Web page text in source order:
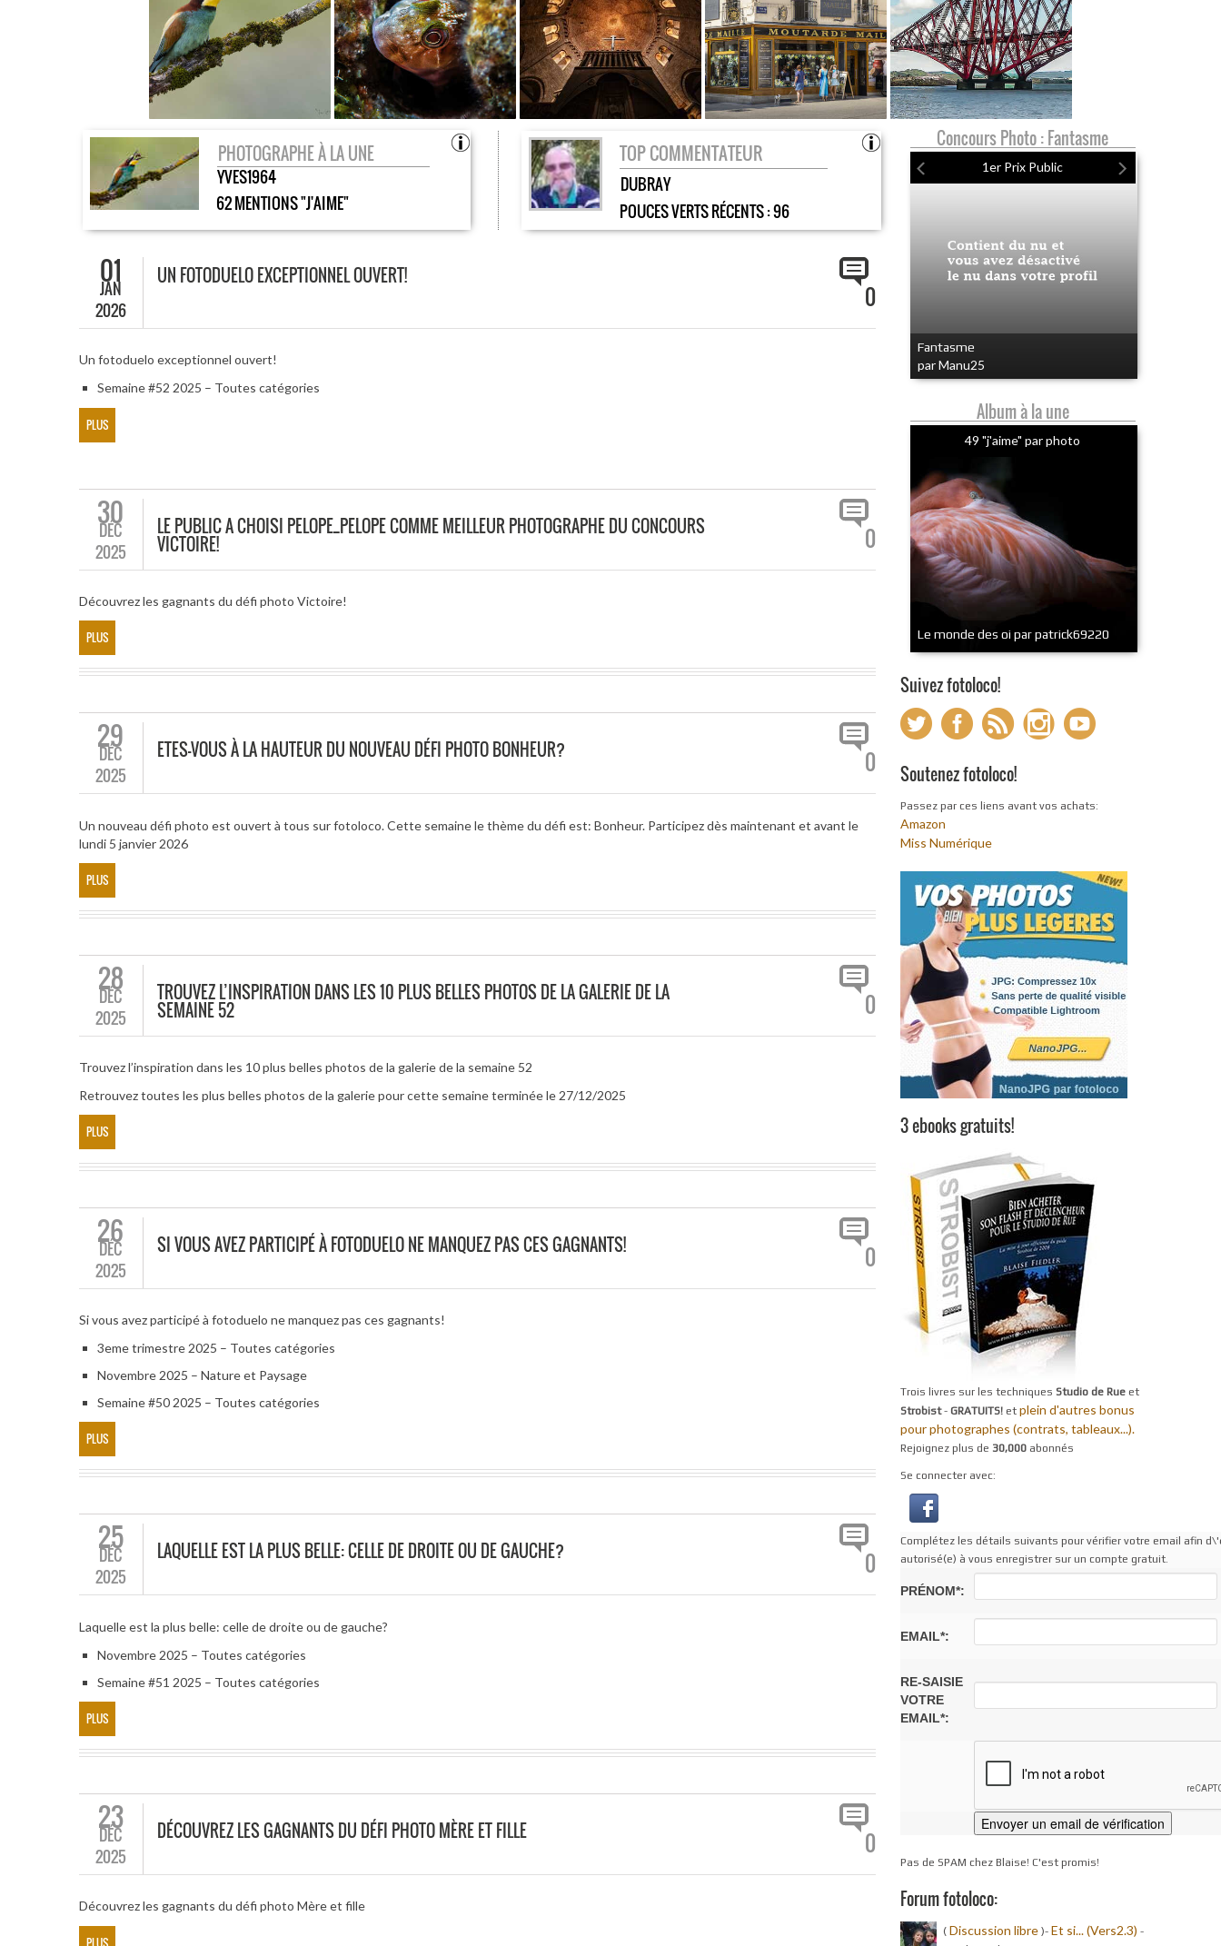
PHOTOGRAPHE À LA UNE
YVES1964
62 MENTIONS "J'AIME"
TOP COMMENTATEUR
DUBRAY
POUCES VERTS RÉCENTS :96
01
JAN
2026
UN FOTODUELO EXCEPTIONNEL OUVERT!
0
Un fotoduelo exceptionnel ouvert!
Semaine #52 2025 – Toutes catégories
PLUS
30
DÉC
2025
LE PUBLIC A CHOISI PELOPE_PELOPE COMME MEILLEUR PHOTOGRAPHE DU CONCOURS
VICTOIRE! 0
Découvrez les gagnants du défi photo Victoire!
PLUS
29
DÉC
2025
ETES-VOUS À LA HAUTEUR DU NOUVEAU DÉFI PHOTO BONHEUR? 0
Un nouveau défi photo est ouvert à tous sur fotoloco. Cette semaine le thème du défi est: Bonheur. Participez dès maintenant et avant le
lundi 5 janvier 2026
PLUS
28
DÉC
2025
TROUVEZ L’INSPIRATION DANS LES 10 PLUS BELLES PHOTOS DE LA GALERIE DE LA
SEMAINE 52 0
Trouvez l’inspiration dans les 10 plus belles photos de la galerie de la semaine 52
Retrouvez toutes les plus belles photos de la galerie pour cette semaine terminée le 27/12/2025
PLUS
26
DÉC
2025
SI VOUS AVEZ PARTICIPÉ À FOTODUELO NE MANQUEZ PAS CES GAGNANTS! 0
Si vous avez participé à fotoduelo ne manquez pas ces gagnants!
3eme trimestre 2025 – Toutes catégories
Novembre 2025 – Nature et Paysage
Semaine #50 2025 – Toutes catégories
PLUS
25
DÉC
2025
LAQUELLE EST LA PLUS BELLE: CELLE DE DROITE OU DE GAUCHE? 0
Laquelle est la plus belle: celle de droite ou de gauche?
Novembre 2025 – Toutes catégories
Semaine #51 2025 – Toutes catégories
PLUS
23
DÉC
2025
DÉCOUVREZ LES GAGNANTS DU DÉFI PHOTO MÈRE ET FILLE 0
Découvrez les gagnants du défi photo Mère et fille
PLUS
Concours Photo : Fantasme
1er Prix Public
Fantasme
par Manu25
Album à la une
49 "j'aime" par photo
Le monde des oi par patrick69220
Suivez fotoloco!
Soutenez fotoloco!
Passez par ces liens avant vos achats:
Amazon
Miss Numérique
3 ebooks gratuits!
Trois livres sur les techniques Studio de Rueet
Strobist- GRATUITS! et plein d'autres bonus
pour photographes (contrats, tableaux...).
Rejoignez plus de 30,000abonnés
Se connecter avec:
Complétez les détails suivants pour vérifier votre email afin
autorisé(e) à vous enregistrer sur un compte gratuit.
PRÉNOM*:
EMAIL*:
RE-SAISIE
VOTRE
EMAIL*:
Pas de SPAM chez Blaise! C'est promis!
Forum fotoloco:
( Discussion libre)- Et si... (Vers2.3) -